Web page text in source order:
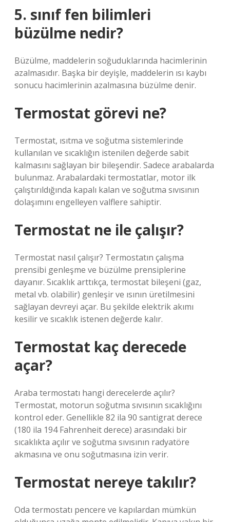
5. sınıf fen bilimleri
büzülme nedir?
Büzülme, maddelerin soğuduklarında hacimlerinin
azalmasıdır. Başka bir deyişle, maddelerin ısı kaybı
sonucu hacimlerinin azalmasına büzülme denir.
Termostat görevi ne?
Termostat, ısıtma ve soğutma sistemlerinde
kullanılan ve sıcaklığın istenilen değerde sabit
kalmasını sağlayan bir bileşendir. Sadece arabalarda
bulunmaz. Arabalardaki termostatlar, motor ilk
çalıştırıldığında kapalı kalan ve soğutma sıvısının
dolaşımını engelleyen valflere sahiptir.
Termostat ne ile çalışır?
Termostat nasıl çalışır? Termostatın çalışma
prensibi genleşme ve büzülme prensiplerine
dayanır. Sıcaklık arttıkça, termostat bileşeni (gaz,
metal vb. olabilir) genleşir ve ısının üretilmesini
sağlayan devreyi açar. Bu şekilde elektrik akımı
kesilir ve sıcaklık istenen değerde kalır.
Termostat kaç derecede
açar?
Araba termostatı hangi derecelerde açılır?
Termostat, motorun soğutma sıvısının sıcaklığını
kontrol eder. Genellikle 82 ila 90 santigrat derece
(180 ila 194 Fahrenheit derece) arasındaki bir
sıcaklıkta açılır ve soğutma sıvısının radyatöre
akmasına ve onu soğutmasına izin verir.
Termostat nereye takılır?
Oda termostatı pencere ve kapılardan mümkün